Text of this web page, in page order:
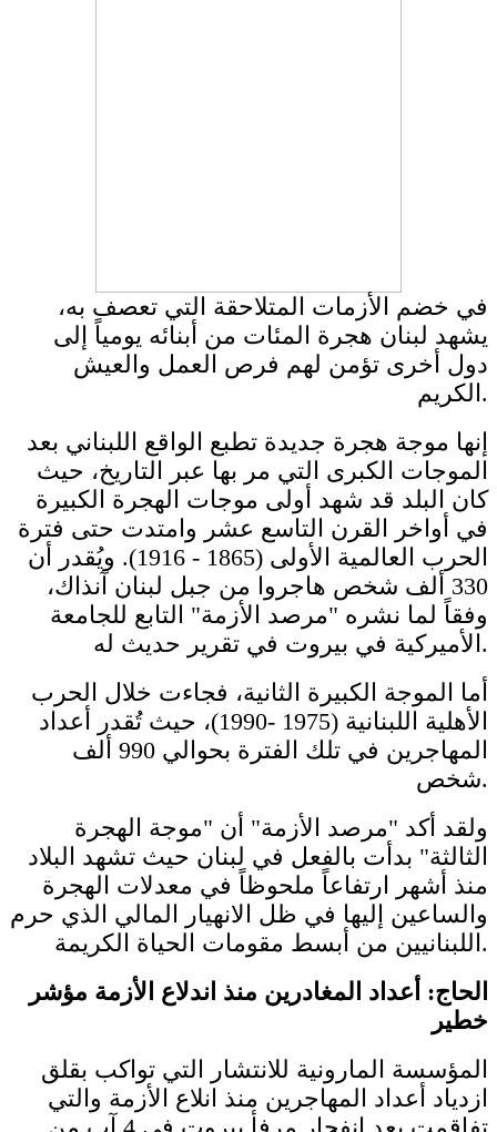
في خضم الأزمات المتلاحقة التي تعصف به،
يشهد لبنان هجرة المئات من أبنائه يومياً إلى
دول أخرى تؤمن لهم فرص العمل والعيش
الكريم.
إنها موجة هجرة جديدة تطبع الواقع اللبناني بعد
الموجات الكبرى التي مر بها عبر التاريخ، حيث
كان البلد قد شهد أولى موجات الهجرة الكبيرة
في أواخر القرن التاسع عشر وامتدت حتى فترة
الحرب العالمية الأولى (1865 - 1916). ويُقدر أن
330 ألف شخص هاجروا من جبل لبنان آنذاك،
وفقاً لما نشره "مرصد الأزمة" التابع للجامعة
الأميركية في بيروت في تقرير حديث له.
أما الموجة الكبيرة الثانية، فجاءت خلال الحرب
الأهلية اللبنانية (1975 -1990)، حيث تُقدر أعداد
المهاجرين في تلك الفترة بحوالي 990 ألف
شخص.
ولقد أكد "مرصد الأزمة" أن "موجة الهجرة
الثالثة" بدأت بالفعل في لبنان حيث تشهد البلاد
منذ أشهر ارتفاعاً ملحوظاً في معدلات الهجرة
والساعين إليها في ظل الانهيار المالي الذي حرم
اللبنانيين من أبسط مقومات الحياة الكريمة.
الحاج: أعداد المغادرين منذ اندلاع الأزمة مؤشر
خطير
المؤسسة المارونية للانتشار التي تواكب بقلق
ازدياد أعداد المهاجرين منذ انلاع الأزمة والتي